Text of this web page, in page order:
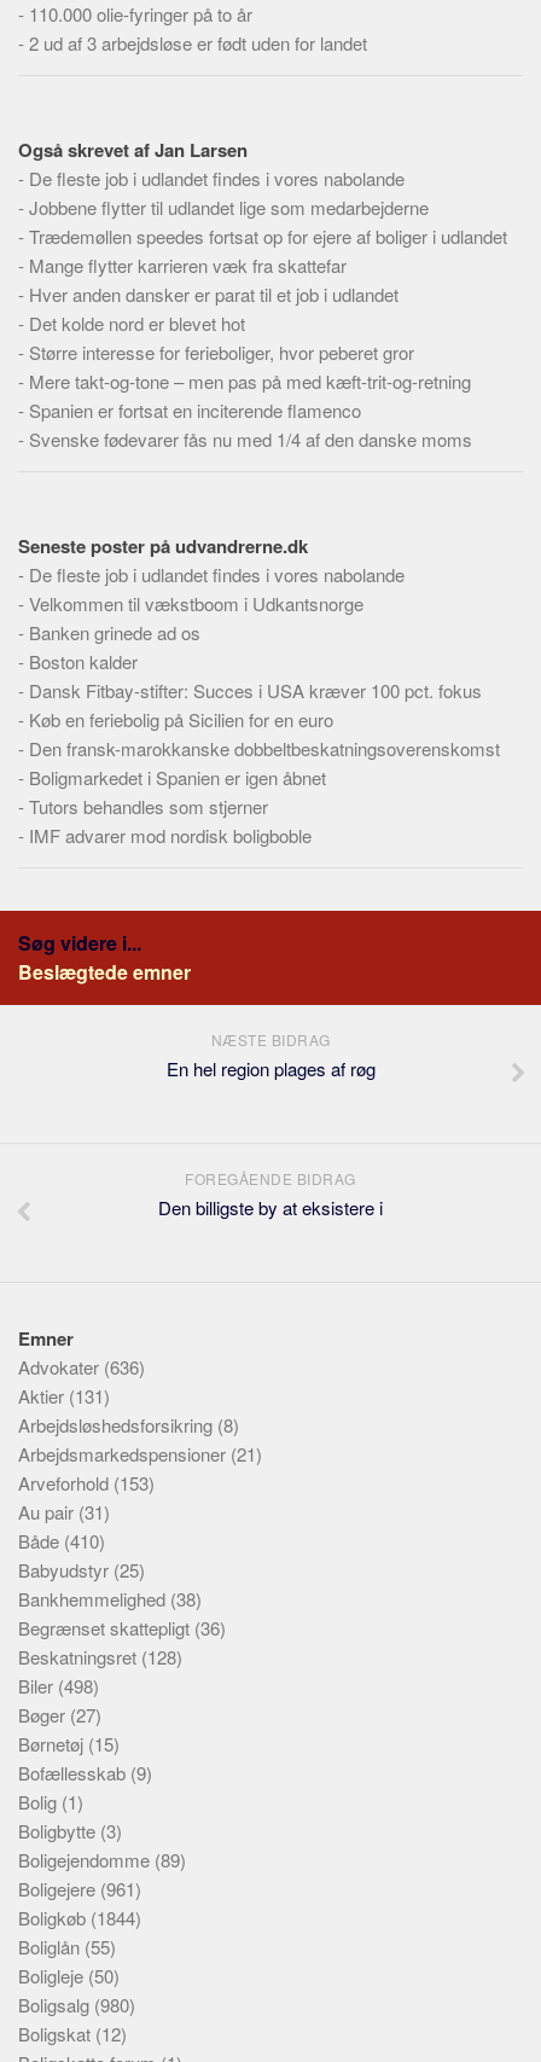
Kilder
Forhistorien
Redigering
Tekstannoncer
Bannere
Hjælp
- 110.000 olie-fyringer på to år
-2 ud af 3 arbejdsløse er født uden for landet
Også skrevet af Jan Larsen
- De fleste job i udlandet findes i vores nabolande
-Jobbene flytter til udlandet lige som medarbejderne
-Trædemøllen speedes fortsat op for ejere af boliger i udlandet
- Mange flytter karrieren væk fra skattefar
- Hver anden dansker er parat til et job i udlandet
- Det kolde nord er blevet hot
- Større interesse for ferieboliger, hvor peberet gror
- Mere takt-og-tone – men pas på med kæft-trit-og-retning
- Spanien er fortsat en inciterende flamenco
- Svenske fødevarer fås nu med 1/4 af den danske moms
Seneste poster på udvandrerne.dk
- De fleste job i udlandet findes i vores nabolande
-Velkommen til vækstboom i Udkantsnorge
- Banken grinede ad os
- Boston kalder
- Dansk Fitbay-stifter: Succes i USA kræver 100 pct. fokus
- Køb en feriebolig på Sicilien for en euro
- Den fransk-marokkanske dobbeltbeskatningsoverenskomst
- Boligmarkedet i Spanien er igen åbnet
-Tutors behandles som stjerner
- IMF advarer mod nordisk boligboble
Søg videre i...
Beslægtede emner
NÆSTE BIDRAG
En hel region plages af røg
FOREGÅENDE BIDRAG
Den billigste by at eksistere i
Emner
Advokater (636)
Aktier (131)
Arbejdsløshedsforsikring (8)
Arbejdsmarkedspensioner (21)
Arveforhold (153)
Au pair (31)
Både (410)
Babyudstyr (25)
Bankhemmelighed (38)
Begrænset skattepligt (36)
Beskatningsret (128)
Biler (498)
Bøger (27)
Børnetøj (15)
Bofællesskab (9)
Bolig (1)
Boligbytte (3)
Boligejendomme (89)
Boligejere (961)
Boligkøb (1844)
Boliglån (55)
Boligleje (50)
Boligsalg (980)
Boligskat (12)